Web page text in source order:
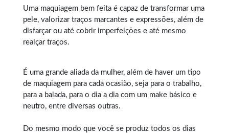
Uma maquiagem bem feita é capaz de transformar uma
pele, valorizar traços marcantes e expressões, além de
disfarçar ou até cobrir imperfeições e até mesmo
realçar traços.
É uma grande aliada da mulher, além de haver um tipo
de maquiagem para cada ocasião, seja para o trabalho,
para a balada, para o dia a dia com um make básico e
neutro, entre diversas outras.
Do mesmo modo que você se produz todos os dias